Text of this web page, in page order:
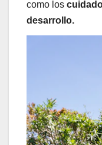
como los
desarrollo.